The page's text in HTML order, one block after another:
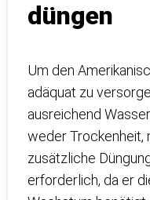
düngen
Um den
adäquat zu
ausreichend
weder Trockenheit,
zusätzliche
erforderlich, da er